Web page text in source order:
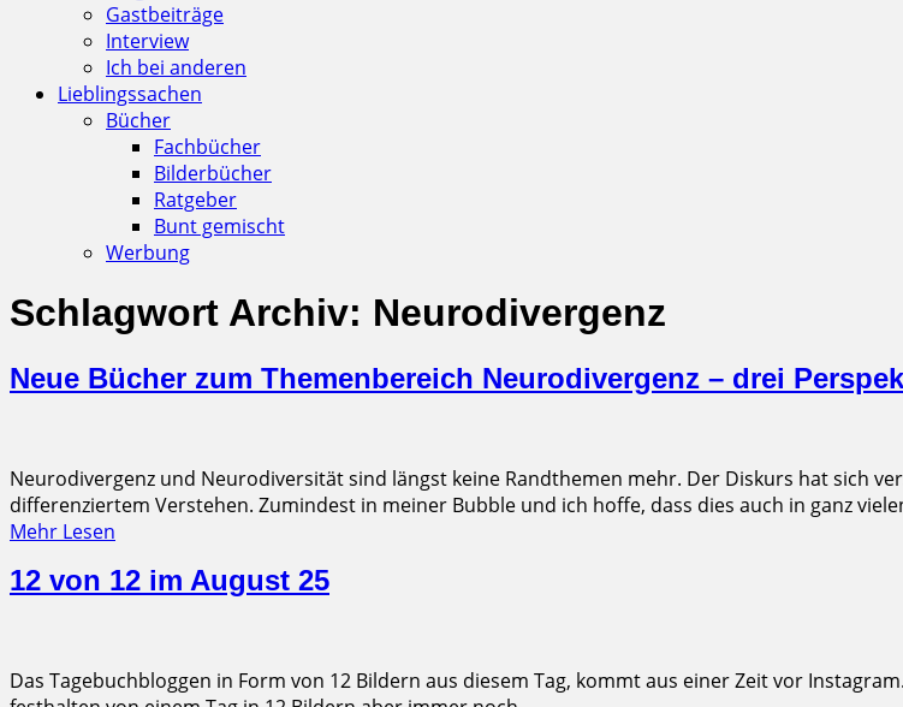
Gastbeiträge
Interview
Ich bei anderen
Lieblingssachen
Bücher
Fachbücher
Bilderbücher
Ratgeber
Bunt gemischt
Werbung
Schlagwort Archiv: Neurodivergenz
Neue Bücher zum Themenbereich Neurodivergenz – drei
Neurodivergenz und Neurodiversität sind längst keine Randthemen mehr. Der Diskurs hat sich
differenziertem Verstehen. Zumindest in meiner Bubble und ich hoffe, dass dies auch in ganz
Mehr Lesen
12 von 12 im August 25
Das Tagebuchbloggen in Form von 12 Bildern aus diesem Tag, kommt aus einer Zeit vor